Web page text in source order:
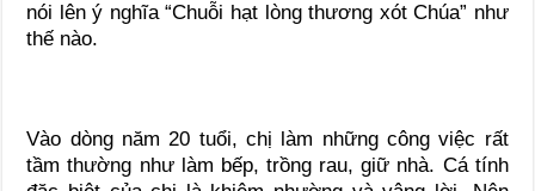
nói lên ý nghĩa “Chuỗi hạt lòng thương xót Chúa” như
thế nào.
Vào dòng năm 20 tuổi, chị làm những công việc rất
tầm thường như làm bếp, trồng rau, giữ nhà. Cá tính